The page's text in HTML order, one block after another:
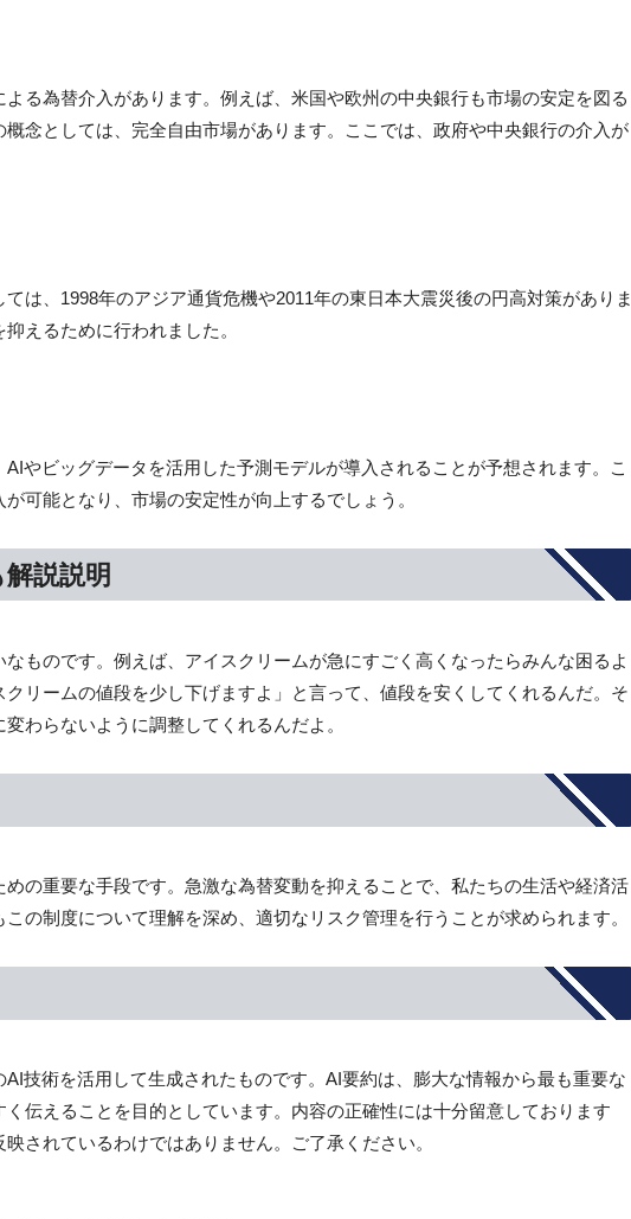
る為替介入があります。例えば、米国や欧州の中央銀行も市場の安定を図る
念としては、完全自由市場があります。ここでは、政府や中央銀行の介入が
は、1998年のアジア通貨危機や2011年の東日本大震災後の円高対策がありま
えるために行われました。
やビッグデータを活用した予測モデルが導入されることが予想されます。こ
可能となり、市場の安定性が向上するでしょう。
説説明
ものです。例えば、アイスクリームが急にすごく高くなったらみんな困るよ
リームの値段を少し下げますよ」と言って、値段を安くしてくれるんだ。そ
わらないように調整してくれるんだよ。
の重要な手段です。急激な為替変動を抑えることで、私たちの生活や経済活
の制度について理解を深め、適切なリスク管理を行うことが求められます。
技術を活用して生成されたものです。AI要約は、膨大な情報から最も重要な
伝えることを目的としています。内容の正確性には十分留意しております
されているわけではありません。ご了承ください。